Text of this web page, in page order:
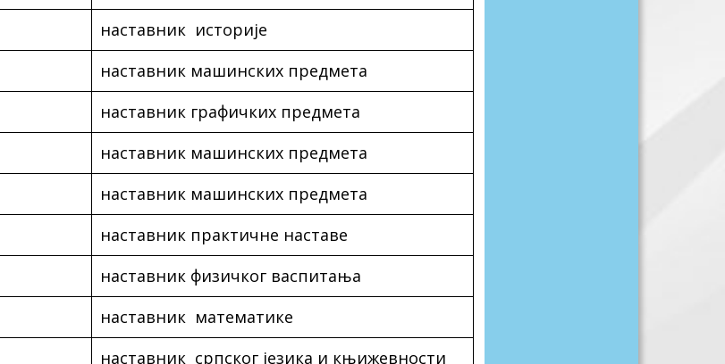
наставник историје
наставник машинских предмета
наставник графичких предмета
наставник машинских предмета
наставник машинских предмета
наставник практичне наставе
наставник физичког васпитања
наставник математике
наставник српског језика и књижевности